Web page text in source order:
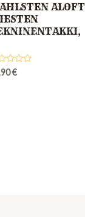
ALOFT
€